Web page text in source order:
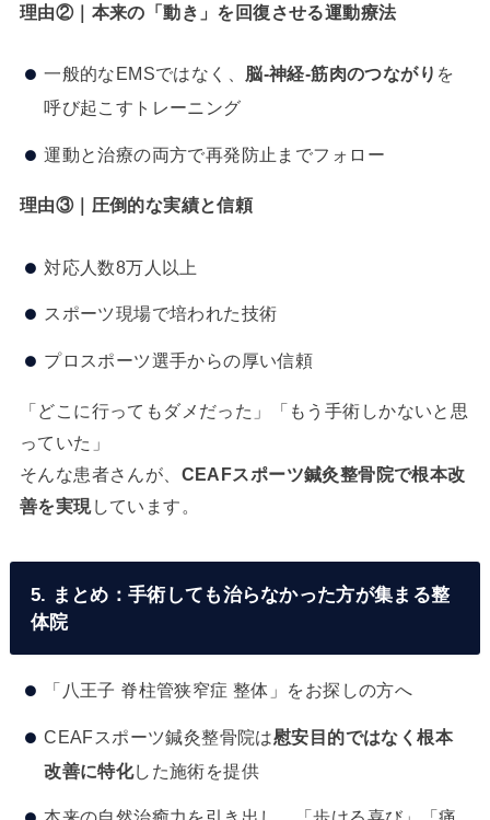
理由②｜本来の「動き」を回復させる運動療法
一般的なEMSではなく、 脳-神経-筋肉のつながり を
呼び起こすトレーニング
運動と治療の両方で再発防止までフォロー
理由③｜圧倒的な実績と信頼
対応人数8万人以上
スポーツ現場で培われた技術
プロスポーツ選手からの厚い信頼
「どこに行ってもダメだった」「もう手術しかないと思
っていた」
そんな患者さんが、 CEAFスポーツ鍼灸整骨院で根本改
善を実現しています。
5. まとめ：手術しても治らなかった方が集まる整
体院
「八王子 脊柱管狭窄症 整体」をお探しの方へ
CEAFスポーツ鍼灸整骨院は慰安目的ではなく根本
改善に特化した施術を提供